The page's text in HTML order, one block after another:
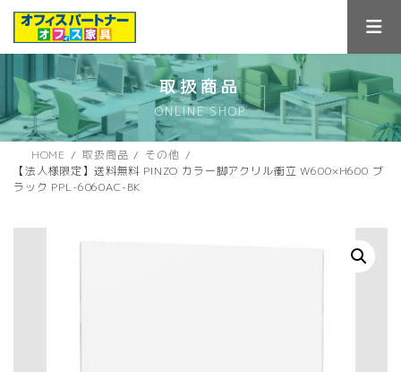
ス
キ
ン
に
取扱商品
ONLINE SHOP
HOME 取扱商品
その他
【法人様限定】送料無料 PINZO カラー脚アクリル衝立 W600×H600 ブ
ラック PPL-6060AC-BK